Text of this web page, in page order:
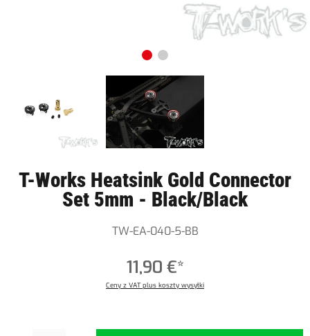
T-Works Heatsink Gold Connector
Set 5mm - Black/Black
TW-EA-040-5-BB
11,90 €*
Ceny z VAT plus koszty wysyłki